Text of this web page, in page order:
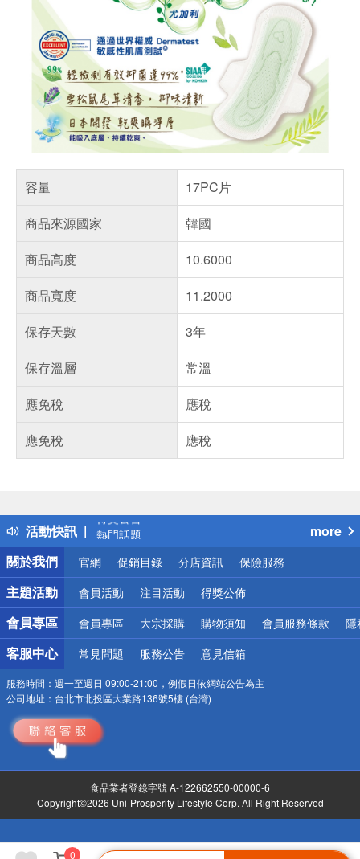
0
容量
17PC片
商品來源國家
韓國
商品高度
10.6000
商品寬度
11.2000
保存天數
3年
保存溫層
常溫
應免稅
應稅
應免稅
應稅
活動快訊
得獎公告
熱門話題
銀行優惠
偏遠地區配送
詐騙網頁！請小心！
more
關於我們
官網 促銷目錄 分店資訊 保險服務
主題活動 會員活動 注目活動 得獎公佈
會員專區 會員專區 大宗採購 購物須知 會員服務條款 隱
客服中心 常見問題 服務公告 意見信箱
服務時間： 週一至週日 09:00-21:00，例假日依網站公告為主
公司地址： 台北市北投區大業路136號5樓 (台灣)
食品業者登錄字號 A-122662550-00000-6
Copyright©2026 Uni-Prosperity Lifestyle Corp. All Right Reserved